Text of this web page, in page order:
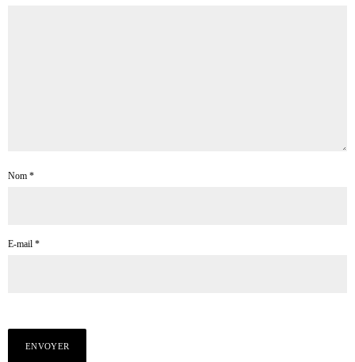
Nom *
E-mail *